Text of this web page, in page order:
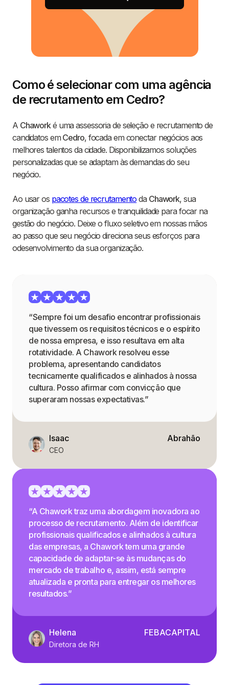
Como é selecionar com uma agência
de recrutamento em Cedro?
A Chaworké uma assessoria de seleção e recrutamento de
candidatos em Cedro, focada em conectar negócios aos
melhores talentos da cidade. Disponibilizamos soluções
personalizadas que se adaptam às demandas do seu
negócio.
Ao usar os pacotes de recrutamento da Chawork, sua
organização ganha recursos e tranquilidade para focar na
gestão do negócio. Deixe o fluxo seletivo em nossas mãos
ao passo que seu negócio direciona seus esforços para
odesenvolvimento da sua organização.
“Sempre foi um desafio encontrar profissionais
que tivessem os requisitos técnicos e o espírito
de nossa empresa, e isso resultava em alta
rotatividade. A Chawork resolveu esse
problema, apresentando candidatos
tecnicamente qualificados e alinhados à nossa
cultura. Posso afirmar com convicção que
superaram nossas expectativas.”
Isaac
CEO
Abrahão
“A Chawork traz uma abordagem inovadora ao
processo de recrutamento. Além de identificar
profissionais qualificados e alinhados à cultura
das empresas, a Chawork tem uma grande
capacidade de adaptar-se às mudanças do
mercado de trabalho e, assim, está sempre
atualizada e pronta para entregar os melhores
resultados.”
Helena
Diretora de RH
FEBACAPITAL